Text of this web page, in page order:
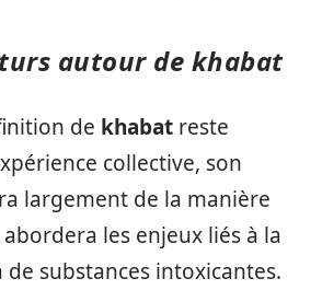
autour de khabat
de khabat reste
collective, son
largement de la manière
les enjeux liés à la
substances intoxicantes.